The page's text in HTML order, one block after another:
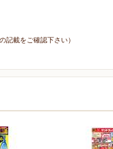
載をご確認下さい）